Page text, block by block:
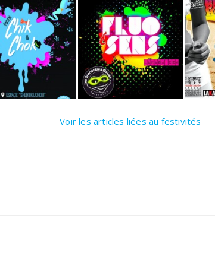
Voir les articles liées au festivités